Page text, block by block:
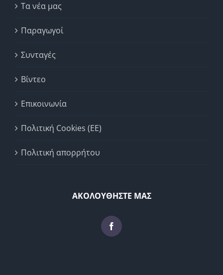
Τα νέα μας
Παραγωγοί
Συνταγές
Βίντεο
Επικοινωνία
Πολιτική Cookies (ΕΕ)
Πολιτική απορρήτου
ΑΚΟΛΟΥΘΗΣΤΕ ΜΑΣ